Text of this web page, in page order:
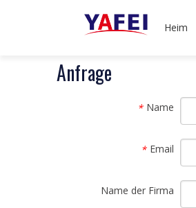
Heim
Anfrage
* Name
* Email
Name der Firma